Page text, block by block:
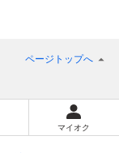
ページトップへ
マイオク